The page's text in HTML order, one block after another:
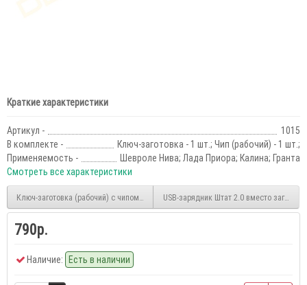
Краткие характеристики
Артикул -
1015
В комплекте -
Ключ-заготовка - 1 шт.; Чип (рабочий) - 1 шт.;
Применяемость -
Шевроле Нива; Лада Приора; Калина; Гранта
Смотреть все характеристики
Ключ-заготовка (рабочий) с чипом для автомобилей Шевроле Нива, Лада
USB-зарядник Штат 2.0 вместо
790р.
Наличие: Есть в наличии